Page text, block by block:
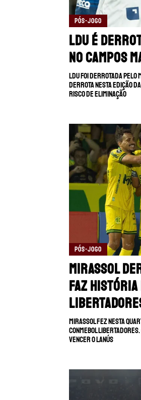
PÓS-JOGO
LDU é
no Campos
LDU foi derrotada pelo
derrota nesta edição da
risco de eliminação
PÓS-JOGO
Mirassol
faz história
Mirassol fez nesta
CONMEBOL
vencer o Lanús